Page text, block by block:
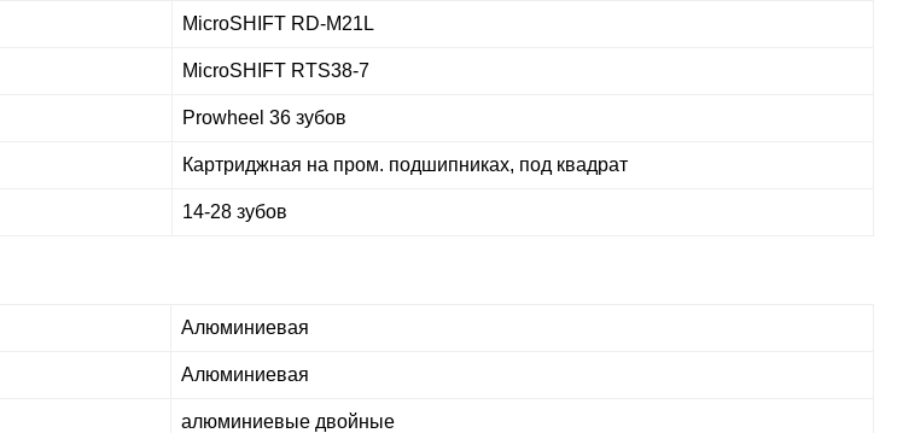
MicroSHIFT RD-M21L
MicroSHIFT RTS38-7
Prowheel 36 зубов
Картриджная на пром. подшипниках, под квадрат
14-28 зубов
Алюминиевая
Алюминиевая
алюминиевые двойные